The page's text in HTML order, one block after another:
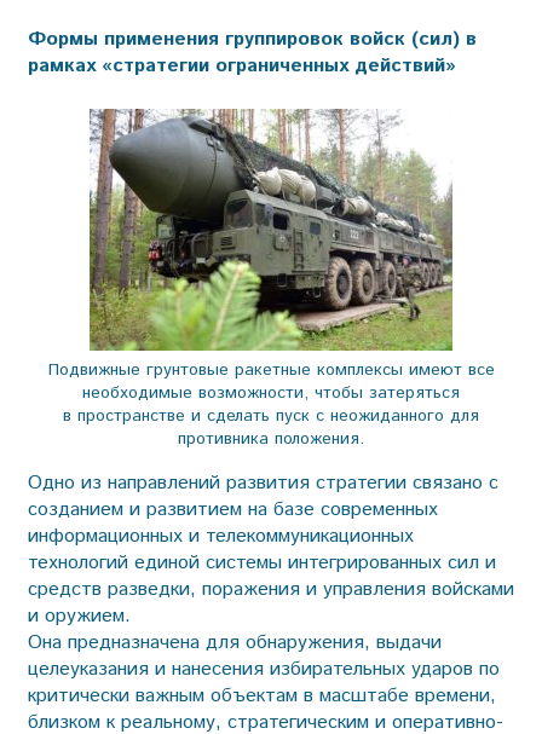
Формы применения группировок войск (сил) в
рамках «стратегии ограниченных действий»
Подвижные грунтовые ракетные комплексы имеют все
необходимые возможности, чтобы затеряться
в пространстве и сделать пуск с неожиданного для
противника положения.
Одно из направлений развития стратегии связано с
созданием и развитием на базе современных
информационных и телекоммуникационных
технологий единой системы интегрированных сил и
средств разведки, поражения и управления войсками
и оружием.
Она предназначена для обнаружения, выдачи
целеуказания и нанесения избирательных ударов по
критически важным объектам в масштабе времени,
близком к реальному, стратегическим и оперативно-